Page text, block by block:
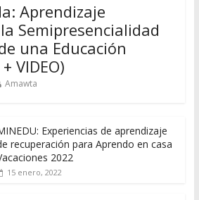
Aprendizaje
Semipresencialidad
una Educación
VIDEO)
Amawta
Experiencias de aprendizaje
recuperación para Aprendo en casa
2022
15 enero, 2022